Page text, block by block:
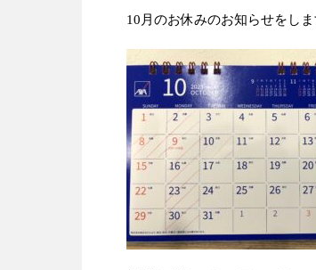
10月のお休みのお知らせをしま